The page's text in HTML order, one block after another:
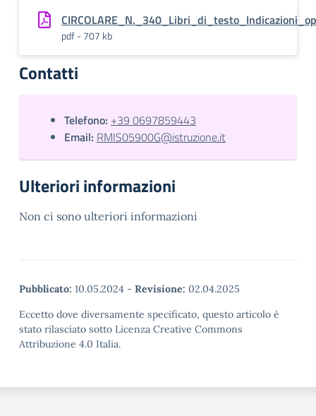
pdf - 707 kb
Contatti
Telefono: +39 0697859443
Email: RMIS05900G@istruzione.it
Ulteriori informazioni
Non ci sono ulteriori informazioni
Pubblicato: 10.05.2024 - Revisione: 02.04.2025
Eccetto dove diversamente specificato, questo articolo è
stato rilasciato sotto Licenza Creative Commons
Attribuzione 4.0 Italia.